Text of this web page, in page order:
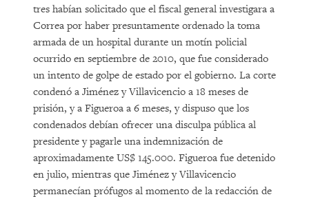
tres habían solicitado que el fiscal general investigara a
Correa por haber presuntamente ordenado la toma
armada de un hospital durante un motín policial
ocurrido en septiembre de 2010, que fue considerado
un intento de golpe de estado por el gobierno. La corte
condenó a Jiménez y Villavicencio a 18 meses de
prisión, y a Figueroa a 6 meses, y dispuso que los
condenados debían ofrecer una disculpa pública al
presidente y pagarle una indemnización de
aproximadamente US$ 145.000. Figueroa fue detenido
en julio, mientras que Jiménez y Villavicencio
permanecían prófugos al momento de la redacción de